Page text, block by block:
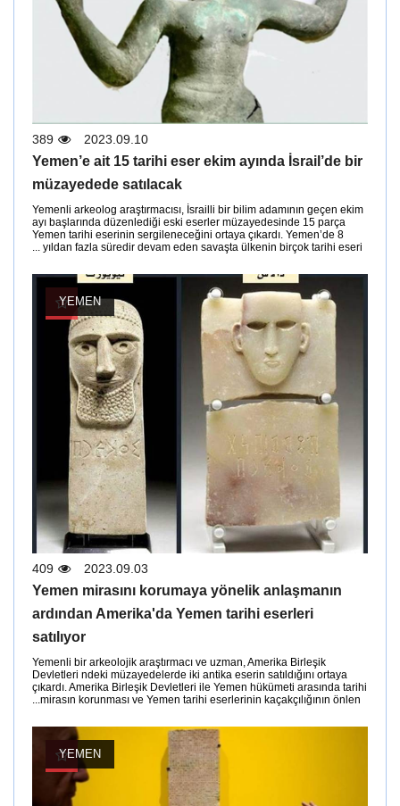
2023.09.10
389
Yemen’e ait 15 tarihi eser ekim ayında İsrail’de bir
müzayedede satılacak
Yemenli arkeolog araştırmacısı, İsrailli bir bilim adamının geçen ekim
ayı başlarında düzenlediği eski eserler müzayedesinde 15 parça
Yemen tarihi eserinin sergileneceğini ortaya çıkardı. Yemen’de 8
yıldan fazla süredir devam eden savaşta ülkenin birçok tarihi eseri ...
YEMEN
2023.09.03
409
Yemen mirasını korumaya yönelik anlaşmanın
ardından Amerika'da Yemen tarihi eserleri
satılıyor
Yemenli bir arkeolojik araştırmacı ve uzman, Amerika Birleşik
Devletleri ndeki müzayedelerde iki antika eserin satıldığını ortaya
çıkardı. Amerika Birleşik Devletleri ile Yemen hükümeti arasında tarihi
mirasın korunması ve Yemen tarihi eserlerinin kaçakçılığının önlen...
YEMEN